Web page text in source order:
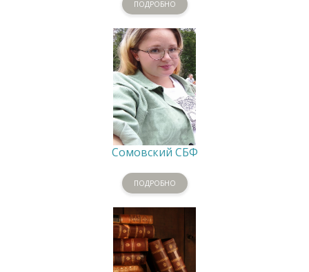
ПОДРОБНО
Сомовский СБФ
ПОДРОБНО